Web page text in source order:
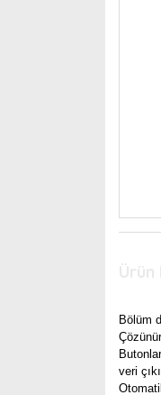
Bölüm
veri